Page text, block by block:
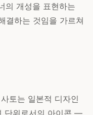
의 개성을 표현하는
결하는 것임을 가르쳐
사토는 일본적 디자인